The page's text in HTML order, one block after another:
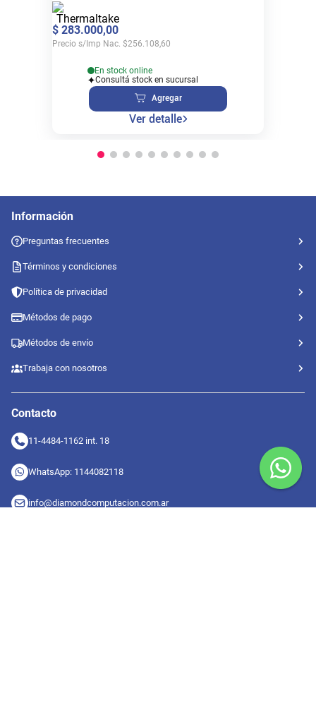
$ 283.000,00
Precio s/Imp Nac. $256.108,60
En stock online
Consultá stock en sucursal
Agregar
Ver detalle
Información
Preguntas frecuentes
Términos y condiciones
Política de privacidad
Métodos de pago
Métodos de envío
Trabaja con nosotros
Contacto
11-4484-1162 int. 18
WhatsApp: 1144082118
info@diamondcomputacion.com.ar